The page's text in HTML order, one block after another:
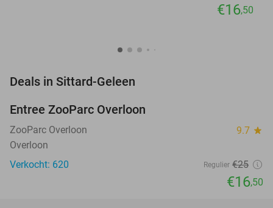
€16,50
Deals in Sittard-Geleen
TODAY
Entree ZooParc Overloon
ZooParc Overloon 9.7 star
Overloon
Verkocht: 620
Regulier €25
€16,50